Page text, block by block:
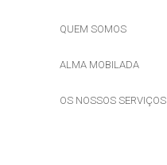
QUEM SOMOS
ALMA MOBILADA
OS NOSSOS SERVIÇOS